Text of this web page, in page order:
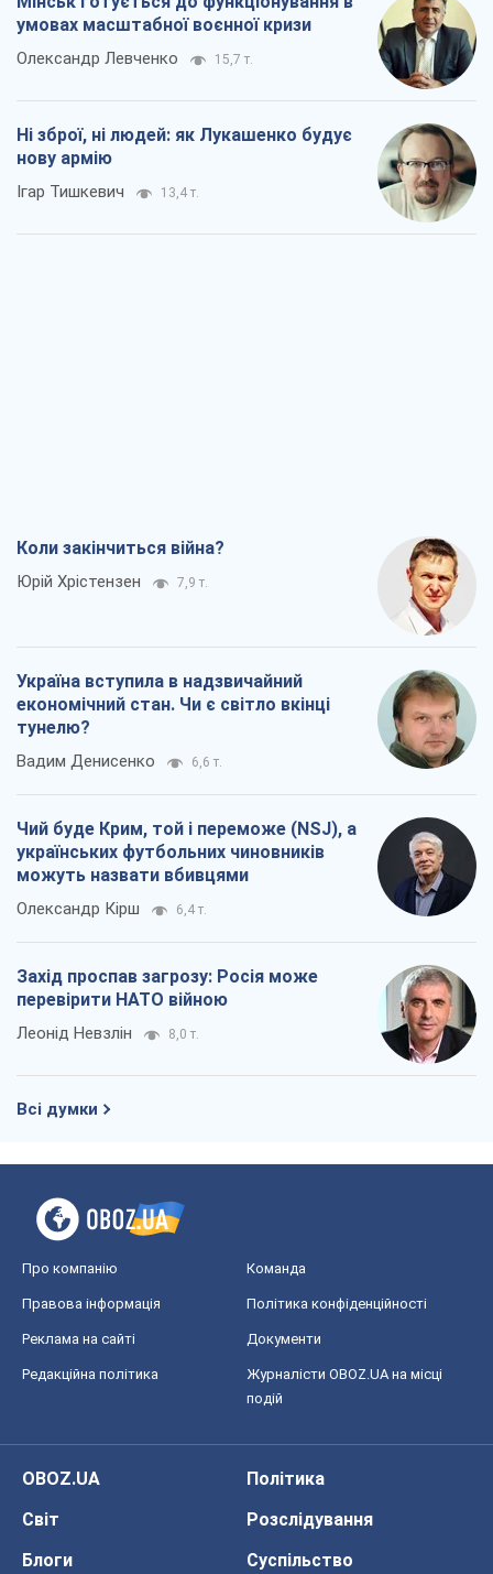
умовах масштабної воєнної кризи
Олександр Левченко 15,7 т.
Ні зброї, ні людей: як Лукашенко будує
нову армію
Ігар Тишкевич 13,4 т.
Коли закінчиться війна?
Юрій Хрістензен 7,9 т.
Україна вступила в надзвичайний
економічний стан. Чи є світло вкінці
тунелю?
Вадим Денисенко 6,6 т.
Чий буде Крим, той і переможе (NSJ), а
українських футбольних чиновників
можуть назвати вбивцями
Олександр Кірш 6,4 т.
Захід проспав загрозу: Росія може
перевірити НАТО війною
Леонід Невзлін 8,0 т.
Всі думки
Про компанію Команда
Правова інформація Політика конфіденційності
Реклама на сайті Документи
Редакційна політика
Журналісти OBOZ.UA на місці
подій
OBOZ.UA
Політика
Світ
Розслідування
Блоги
Суспільство